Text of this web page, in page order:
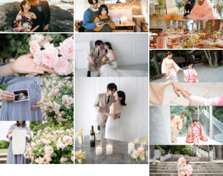
✨ 最後に
写真は未来に残る贈り物だと思っています。
特別な日も、ふとした日常も、すべてが愛おしい“記念
日”になるように。
愛が溢れる優しく美しい思い出として残していけたら嬉し
いです。
当日安心して撮影を楽しんでいただけますよう、気になる
ことなどなんでもお気軽にご相談くださいね。